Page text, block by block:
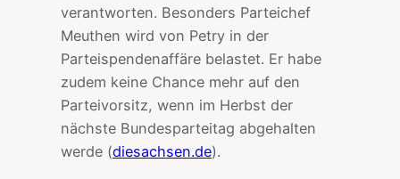
verantworten. Besonders Parteichef
Meuthen wird von Petry in der
Parteispendenaffäre belastet. Er habe
zudem keine Chance mehr auf den
Parteivorsitz, wenn im Herbst der
nächste Bundesparteitag abgehalten
werde (diesachsen.de).